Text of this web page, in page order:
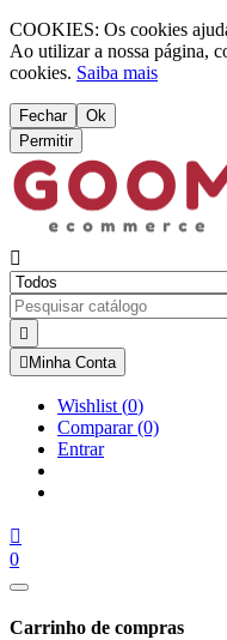
COOKIES: Os cookies
Ao utilizar a nossa página,
cookies. Saiba mais
Fechar
Ok
Permitir


 Minha Conta
Wishlist (0)
Comparar(0)
Entrar

0
Carrinho de compras